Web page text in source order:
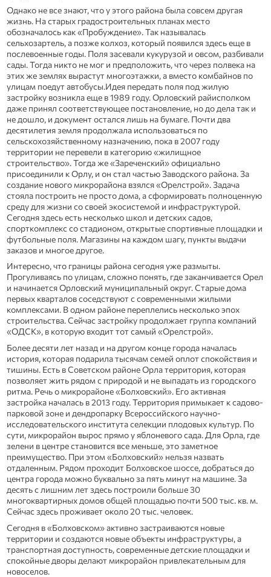
Однако не все знают, что у этого района была совсем другая
жизнь. На старых градостроительных планах место
обозначалось как «Пробуждение». Так называлась
сельхозартель, а позже колхоз, который появился здесь еще в
послевоенные годы. Поля засевали кукурузой и овсом, разбивали
сады. Тогда никто не мог и предположить, что через полвека на
этих же землях вырастут многоэтажки, а вместо комбайнов по
улицам поедут автобусы.Идея передать поля под жилую
застройку возникла еще в 1989 году. Орловский райисполком
даже принял соответствующее постановление, но до дела так и
не дошло, и документ остался лишь на бумаге. Почти два
десятилетия земля продолжала использоваться по
сельскохозяйственному назначению, пока в 2007 году
территории не перевели в категорию «жилищное
строительство». Тогда же «Зареченский» официально
присоединили к Орлу, и он стал частью Заводского района. За
создание нового микрорайона взялся «Орелстрой». Задача
стояла построить не просто дома, а сформировать полноценную
среду для жизни со своей экосистемой и инфраструктурой.
Сегодня здесь есть несколько школ и детских садов,
спорткомплекс со стадионом, открытые спортивные площадки и
футбольные поля. Магазины на каждом шагу, пункты выдачи
заказов и многое другое.
Интересно, что границы района сегодня уже размыты.
Прогуливаясь по улицам, сложно понять, где заканчивается Орел
и начинается Орловский муниципальный округ. Старые дома
первых кварталов соседствуют с современными жилыми
комплексами. В одном районе переплелись несколько эпох
строительства. Сейчас застройку продолжает группа компаний
«ОДСК», в которую входит тот самый «Орелстрой».
Более десяти лет назад и на другом конце города началась
история, которая подарила тысячам семей оплот спокойствия и
тишины. Есть в Советском районе Орла территория, которая
позволяет жить рядом с природой и не выпадать из городского
ритма. Речь о микрорайоне «Болховский». Его активная
застройка началась в 2013 году. Территория примыкает к садово-
парковой зоне и дендропарку Всероссийского научно-
исследовательского института селекции плодовых культур. По
сути, микрорайон вырос прямо у яблоневого сада. Для Орла, где
зелени в центре становится все меньше, это заметное
преимущество. При этом «Болховский» нельзя назвать
отдаленным. Рядом проходит Болховское шоссе, добраться до
центра города можно буквально за пять минут на машине. За
десять с лишним лет здесь построили больше 30
многоквартирных домов общей площадью почти 500 тыс. кв. м.
Сейчас здесь проживает около 20 тыс. человек.
Сегодня в «Болховском» активно застраиваются новые
территории и создаются новые объекты инфраструктуры, а
транспортная доступность, современные детские площадки и
спокойные дворы делают микрорайон привлекательным для
новоселов.